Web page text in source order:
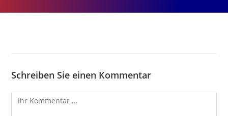
Schreiben Sie einen Kommentar